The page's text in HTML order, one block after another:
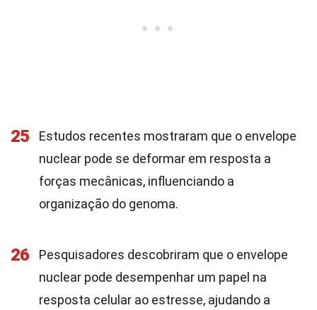
25
Estudos recentes mostraram que o envelope
nuclear pode se deformar em resposta a
forças mecânicas, influenciando a
organização do genoma.
26
Pesquisadores descobriram que o envelope
nuclear pode desempenhar um papel na
resposta celular ao estresse, ajudando a